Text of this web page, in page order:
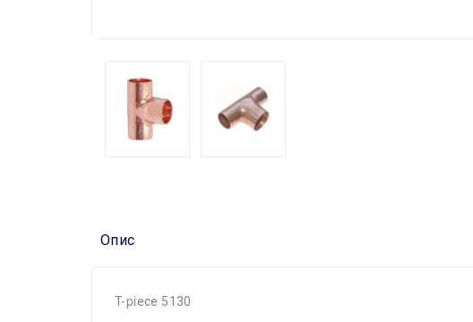
Опис
T-​piece 5130